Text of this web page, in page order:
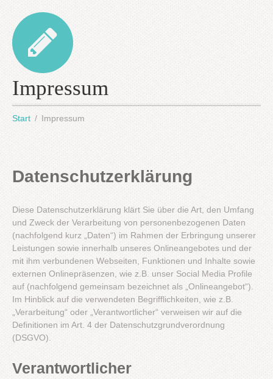
Impressum
Start Impressum
Datenschutzerklärung
Diese Datenschutzerklärung klärt Sie über die Art, den Umfang
und Zweck der Verarbeitung von personenbezogenen Daten
(nachfolgend kurz „Daten“) im Rahmen der Erbringung unserer
Leistungen sowie innerhalb unseres Onlineangebotes und der
mit ihm verbundenen Webseiten, Funktionen und Inhalte sowie
externen Onlinepräsenzen, wie z.B. unser Social Media Profile
auf (nachfolgend gemeinsam bezeichnet als „Onlineangebot“).
Im Hinblick auf die verwendeten Begrifflichkeiten, wie z.B.
„Verarbeitung“ oder „Verantwortlicher“ verweisen wir auf die
Definitionen im Art. 4 der Datenschutzgrundverordnung
(DSGVO).
Verantwortlicher